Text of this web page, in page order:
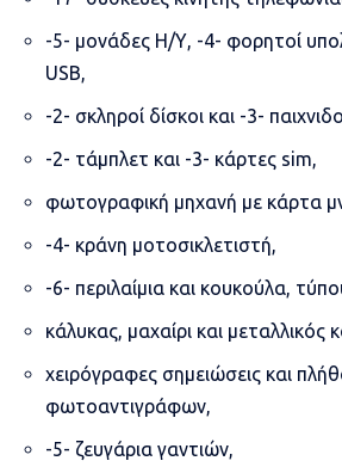
-5- μονάδες Η/Υ, -4- φορητοί
USB,
-2- σκληροί δίσκοι και -3-
-2- τάμπλετ και -3- κάρτες sim,
φωτογραφική μηχανή με κάρτα
-4- κράνη μοτοσικλετιστή,
-6- περιλαίμια και κουκούλα,
κάλυκας, μαχαίρι και μεταλλικός
χειρόγραφες σημειώσεις και
φωτοαντιγράφων,
-5- ζευγάρια γαντιών,